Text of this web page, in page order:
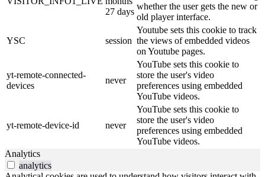
27 days
whether the user gets the new or
old player interface.
YSC session
Youtube sets this cookie to track
the views of embedded videos
on Youtube pages.
yt-remote-connected-
devices
never
YouTube sets this cookie to
store the user's video
preferences using embedded
YouTube videos.
yt-remote-device-id never
YouTube sets this cookie to
store the user's video
preferences using embedded
YouTube videos.
Analytics
analytics